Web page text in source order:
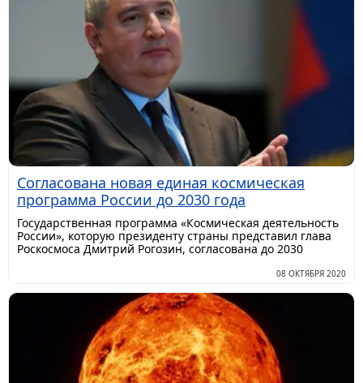
Согласована новая единая космическая
программа России до 2030 года
Государственная программа «Космическая деятельность
России», которую президенту страны представил глава
Роскосмоса Дмитрий Рогозин, согласована до 2030
08 ОКТЯБРЯ 2020